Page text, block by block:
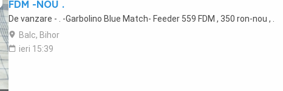
FDM -NOU .
De vanzare - . -Garbolino Blue Match- Feeder 559 FDM , 350 ron-nou , .
Balc, Bihor
ieri 15:39